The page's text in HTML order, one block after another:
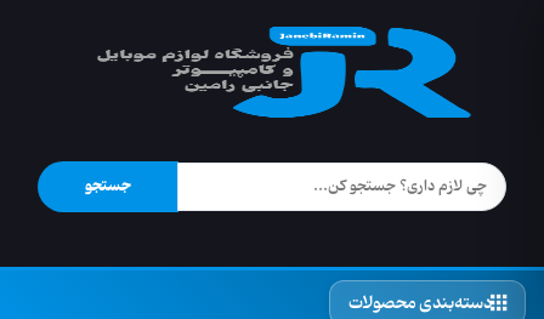
جستجو
دسته‌بندی محصولات